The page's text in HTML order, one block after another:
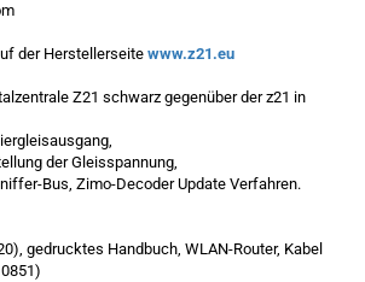
der Herstellerseite www.z21.eu
Z21 schwarz gegenüber der z21 in
der Gleisspannung,
Bus, Zimo-Decoder Update Verfahren.
gedrucktes Handbuch, WLAN-Router, Kabel